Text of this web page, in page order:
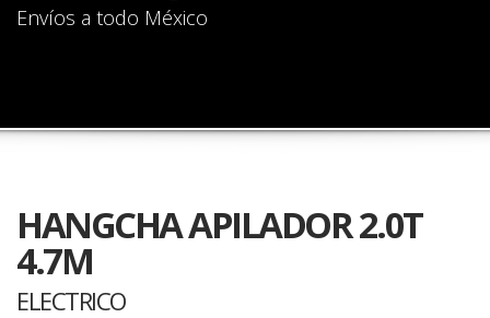
Envíos a todo México
HANGCHA APILADOR 2.0T
4.7M
ELECTRICO